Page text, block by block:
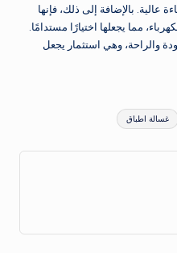
عالية. بالإضافة إلى ذلك، فإنها
مما يجعلها اختيارًا مستدامًا.
والراحة، وهي استثمار يجعل
غسالة اطباق